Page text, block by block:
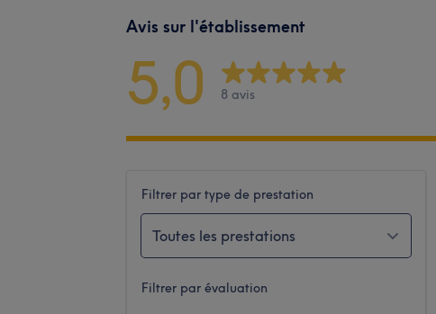
Avis sur l'établissement
5,0 8 avis
Filtrer par type de prestation
Toutes les prestations
Filtrer par évaluation